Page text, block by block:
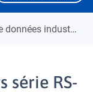
industrielle
série RS-